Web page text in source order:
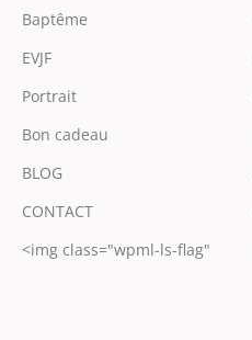
Baptême
EVJF
Portrait
Bon cadeau
BLOG
CONTACT
<img class="wpml-ls-flag"